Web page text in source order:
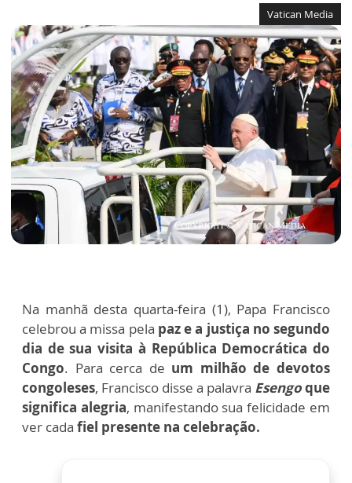
Vatican Media
Na manhã desta quarta-feira (1), Papa Francisco
celebrou a missa pela paz e a justiça no segundo
dia de sua visita à República Democrática do
Congo. Para cerca de um milhão de devotos
congoleses, Francisco disse a palavra Esengoque
significa alegria, manifestando sua felicidade em
ver cada fiel presente na celebração.